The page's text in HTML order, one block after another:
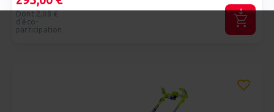
Dont 2,08 €
d'éco-
participation